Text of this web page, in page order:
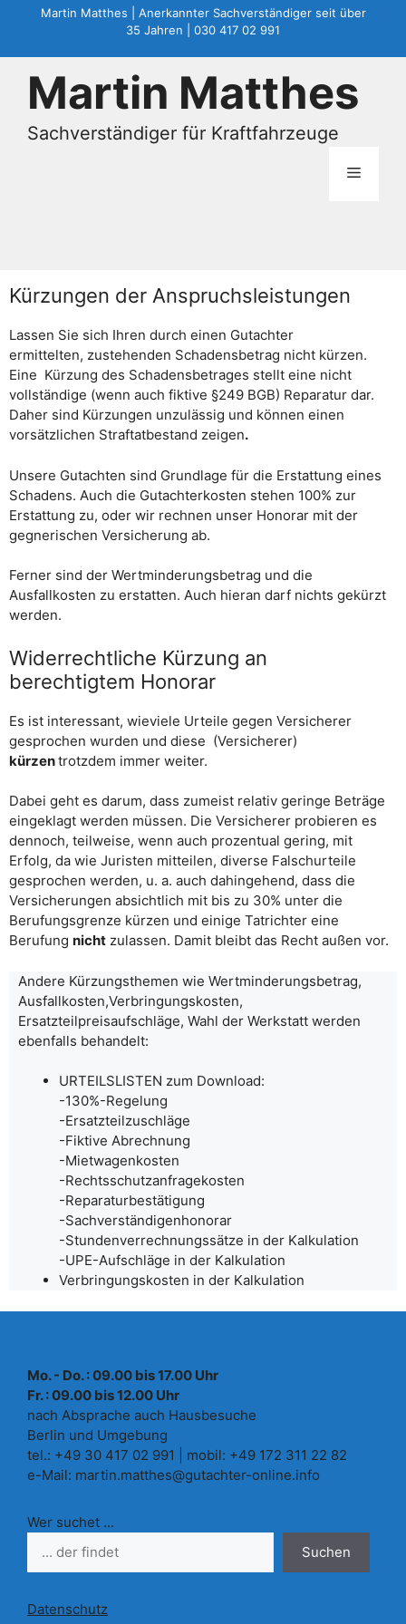
Martin Matthes | Anerkannter Sachverständiger seit über
35 Jahren | 030 417 02 991
Martin Matthes
Sachverständiger für Kraftfahrzeuge
Menü
Kürzungen der Anspruchsleistungen
Lassen Sie sich Ihren durch einen Gutachter
ermittelten, zustehenden Schadensbetrag nicht kürzen.
Eine Kürzung des Schadensbetrages stellt eine nicht
vollständige (wenn auch fiktive §249 BGB) Reparatur dar.
Daher sind Kürzungen unzulässig und können einen
vorsätzlichen Straftatbestand zeigen.
Unsere Gutachten sind Grundlage für die Erstattung eines
Schadens. Auch die Gutachterkosten stehen 100% zur
Erstattung zu, oder wir rechnen unser Honorar mit der
gegnerischen Versicherung ab.
Ferner sind der Wertminderungsbetrag und die
Ausfallkosten zu erstatten. Auch hieran darf nichts gekürzt
werden.
Widerrechtliche Kürzung an
berechtigtem Honorar
Es ist interessant, wieviele Urteile gegen Versicherer
gesprochen wurden und diese (Versicherer)
kürzentrotzdem immer weiter.
Dabei geht es darum, dass zumeist relativ geringe Beträge
eingeklagt werden müssen. Die Versicherer probieren es
dennoch, teilweise, wenn auch prozentual gering, mit
Erfolg, da wie Juristen mitteilen, diverse Falschurteile
gesprochen werden, u. a. auch dahingehend, dass die
Versicherungen absichtlich mit bis zu 30% unter die
Berufungsgrenze kürzen und einige Tatrichter eine
Berufung nicht zulassen. Damit bleibt das Recht außen vor.
Andere Kürzungsthemen wie Wertminderungsbetrag,
Ausfallkosten,Verbringungskosten,
Ersatzteilpreisaufschläge, Wahl der Werkstatt werden
ebenfalls behandelt:
URTEILSLISTEN zum Download:
-130%-Regelung
-Ersatzteilzuschläge
-Fiktive Abrechnung
-Mietwagenkosten
-Rechtsschutzanfragekosten
-Reparaturbestätigung
-Sachverständigenhonorar
-Stundenverrechnungssätze in der Kalkulation
-UPE-Aufschläge in der Kalkulation
Verbringungskosten in der Kalkulation
Mo. - Do. : 09.00 bis 17.00 Uhr
Fr. : 09.00 bis 12.00 Uhr
nach Absprache auch Hausbesuche
Berlin und Umgebung
tel.: +49 30 417 02 991 | mobil: +49 172 311 22 82
e-Mail: martin.matthes@gutachter-online.info
Wer suchet ...
Suchen
Datenschutz